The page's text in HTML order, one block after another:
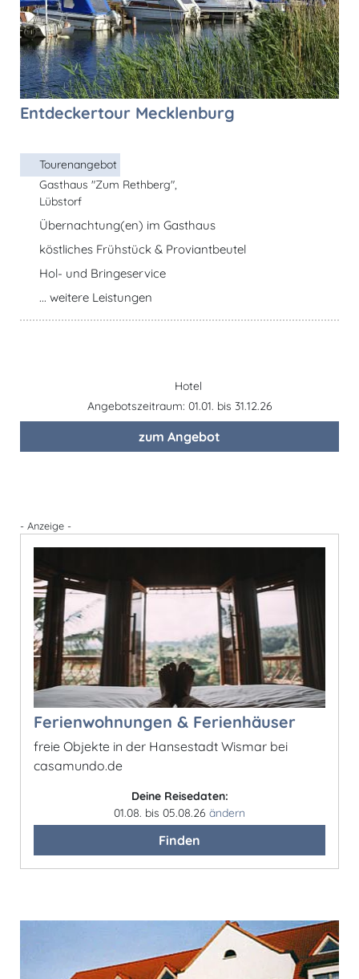
Entdeckertour Mecklenburg
Tourenangebot
Gasthaus "Zum Rethberg",
Lübstorf
Übernachtung(en) im Gasthaus
köstliches Frühstück & Proviantbeutel
Hol- und Bringeservice
... weitere Leistungen
Hotel
Angebotszeitraum: 01.01. bis 31.12.26
zum Angebot
- Anzeige -
Ferienwohnungen & Ferienhäuser
freie Objekte in der Hansestadt Wismar bei
casamundo.de
Deine Reisedaten:
01.08. bis 05.08.26 ändern
Finden